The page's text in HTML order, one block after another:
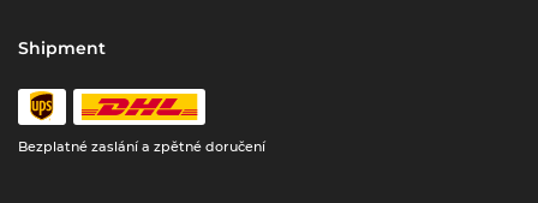
Shipment
Bezplatné zaslání a zpětné doručení